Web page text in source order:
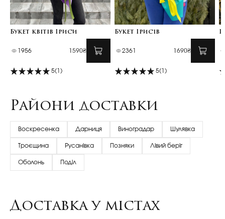
Букет квітів Іриси
1956 1590₴
5(1)
Букет Ірисів
2361 1690₴
5(1)
Райони доставки
Воскресенка Дарниця Виноградар Шулявка
Троєщина Русанівка Позняки Лівий беріг
Оболонь Поділ
Доставка у містах